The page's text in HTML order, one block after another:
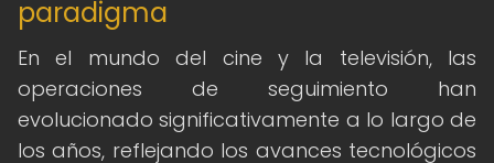
paradigma
En el mundo del cine y la televisión, las
operaciones de seguimiento han
evolucionado significativamente a lo largo de
los años, reflejando los avances tecnológicos